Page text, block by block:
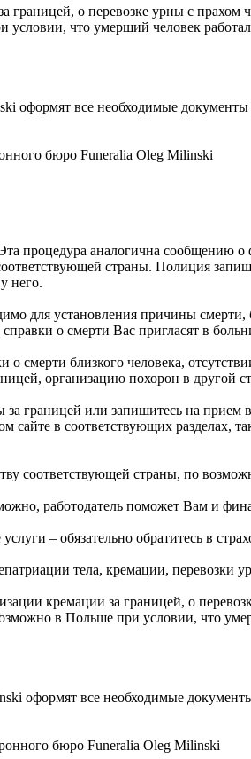
границей, о перевозке урны с
что умерший человек
все необходимые документы
бюро Funeralia Oleg Milinski
процедура аналогична сообщению
страны. Полиция
него.
для установления причины
о смерти Вас пригласят в
близкого человека,
организацию похорон в другой
границей или запишитесь на
сайте в соответствующих разделах,
соответствующей страны, по
работодатель поможет Вам и
– обязательно обратитесь в
тела, кремации, перевозки
кремации за границей, о
в Польше при условии, что
оформят все необходимые
бюро Funeralia Oleg Milinski